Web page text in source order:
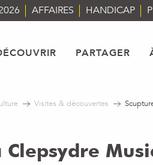
AFFAIRES HANDICAP
PARTAGER
Visites & découvertes
Clepsydre